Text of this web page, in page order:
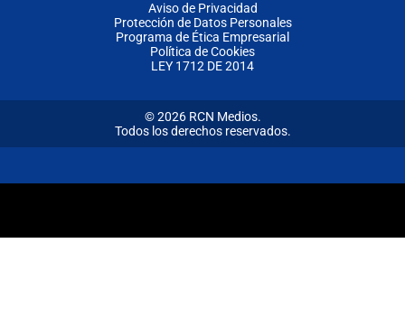
Aviso de Privacidad
Protección de Datos Personales
Programa de Ética Empresarial
Política de Cookies
LEY 1712 DE 2014
© 2026 RCN Medios.
Todos los derechos reservados.